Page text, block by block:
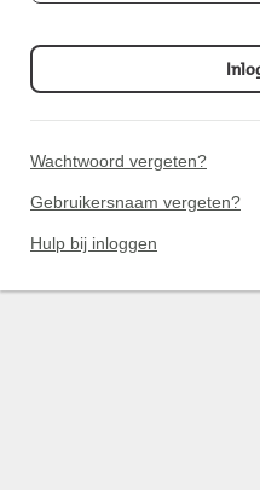
Wachtwoord vergeten?
Gebruikersnaam vergeten?
Hulp bij inloggen